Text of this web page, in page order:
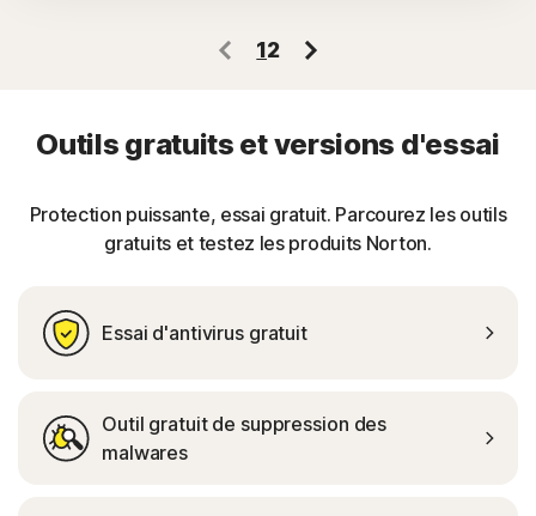
12
Outils gratuits et versions d'essai
Protection puissante, essai gratuit. Parcourez les outils
gratuits et testez les produits Norton.
Essai d'antivirus gratuit
Outil gratuit de suppression des
malwares